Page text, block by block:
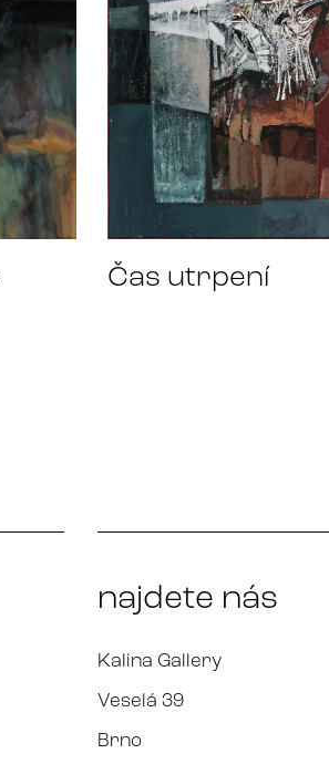
Čas utrpení
najdete nás
Kalina Gallery
Veselá 39
Brno